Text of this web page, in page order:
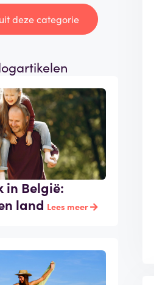
deze categorie
in België:
land Lees meer